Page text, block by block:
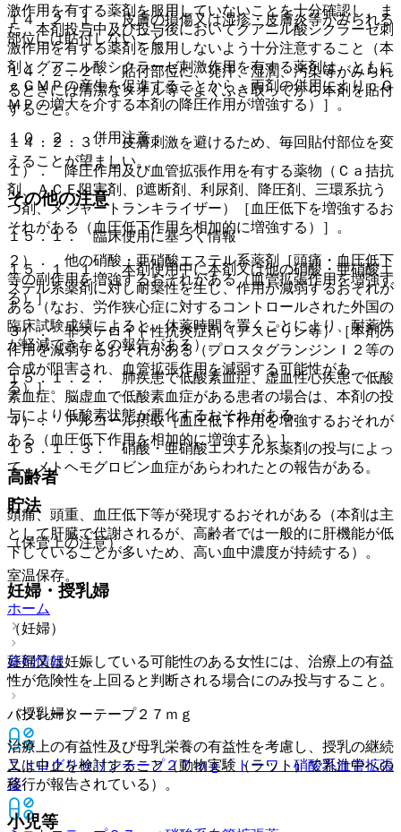
１４．２．１． 皮膚の損傷又は湿疹・皮膚炎等がみられる
部位には貼付しないこと。
１４．２．２． 貼付部位に、発汗、湿潤、汚染等がみられ
るときには清潔なタオル等でよくふき取ってから本剤を貼付
すること。
１４．２．３． 皮膚刺激を避けるため、毎回貼付部位を変
えることが望ましい。
その他の注意
１５．１． 臨床使用に基づく情報
１５．１．１． 本剤使用中に本剤又は他の硝酸・亜硝酸エ
ステル系薬剤に対し耐薬性を生じ、作用が減弱するおそれが
ある（なお、労作狭心症に対するコントロールされた外国の
臨床試験成績によると、休薬時間を置くことにより、耐薬性
が軽減できたとの報告がある）。
１５．１．２． 肺疾患で低酸素血症、虚血性心疾患で低酸
素血症、脳虚血で低酸素血症がある患者の場合は、本剤の投
与により低酸素状態が悪化するおそれがある。
１５．１．３． 硝酸・亜硝酸エステル系薬剤の投与によっ
て、メトヘモグロビン血症があらわれたとの報告がある。
貯法
（保管上の注意）
室温保存。
ホーム
薬剤情報
バソレーターテープ２７ｍｇ
ニトログリセリンテープ２７ｍｇ「トーワ」 硝酸系血管拡張
薬
激作用を有する薬剤を服用していないことを十分確認し、ま
た、本剤投与中及び投与後においてグアニル酸シクラーゼ刺
激作用を有する薬剤を服用しないよう十分注意すること（本
剤とグアニル酸シクラーゼ刺激作用を有する薬剤は、ともに
ｃＧＭＰの産生を促進することから、両剤の併用によりｃＧ
ＭＰの増大を介する本剤の降圧作用が増強する）］。
１０．２． 併用注意：
１）． 降圧作用及び血管拡張作用を有する薬物（Ｃａ拮抗
剤、ＡＣＥ阻害剤、β遮断剤、利尿剤、降圧剤、三環系抗う
つ剤、メジャートランキライザー）［血圧低下を増強するお
それがある（血圧低下作用を相加的に増強する）］。
２）． 他の硝酸・亜硝酸エステル系薬剤［頭痛・血圧低下
等の副作用を増強するおそれがある（血管拡張作用を増強す
る）］。
３）． 非ステロイド性抗炎症剤（アスピリン等）［本剤の
作用を減弱するおそれがある（プロスタグランジンＩ２等の
合成が阻害され、血管拡張作用を減弱する可能性があ
る）］。
４）． アルコール摂取［血圧低下作用を増強するおそれが
ある（血圧低下作用を相加的に増強する）］。
高齢者
頭痛、頭重、血圧低下等が発現するおそれがある（本剤は主
として肝臓で代謝されるが、高齢者では一般的に肝機能が低
下していることが多いため、高い血中濃度が持続する）。
妊婦・授乳婦
（妊婦）
妊婦又は妊娠している可能性のある女性には、治療上の有益
性が危険性を上回ると判断される場合にのみ投与すること。
（授乳婦）
治療上の有益性及び母乳栄養の有益性を考慮し、授乳の継続
又は中止を検討すること（動物実験（ラット）で乳汁中への
移行が報告されている）。
小児等